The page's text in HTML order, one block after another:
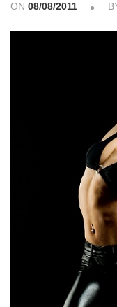
ON 08/08/2011